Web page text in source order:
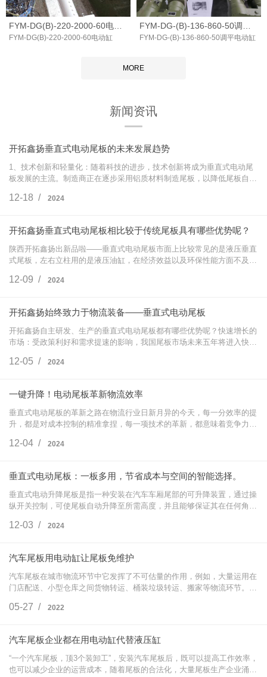
FYM-DG(B)-220-2000-60电动缸 FYM-DG-(B)-136-860-50调平电动缸
MORE
新闻资讯
开拓鑫扬垂直式电动尾板的未来发展趋势
1、技术创新和轻量化：随着科技的进步，技术创新将成为垂直式电动尾
板发展的主流。制造商正在逐步采用铝质材料制造尾板，以降低尾板自
括用电动缸替…
12-18 / 2024
开拓鑫扬垂直式电动尾板相比较于传统尾板具有哪些优势呢？
陕西开拓鑫扬出新品啦——垂直式电动尾板市面上比较常见的是液压垂直
式尾板，左右立柱用的是液压油缸，在经济效益以及环保性能方面不及电
结构，形成…
12-09 / 2024
开拓鑫扬始终致力于物流装备——垂直式电动尾板
开拓鑫扬自主研发、生产的垂直式电动尾板都有哪些优势呢？快速增长的
市场：受政策利好和需求提速的影响，我国尾板市场未来五年将进入快速
集中度提高…
12-05 / 2024
一键升降！电动尾板革新物流效率
垂直式电动尾板的革新之路在物流行业日新月异的今天，每一分效率的提
升，都是对成本控制的精准拿捏，每一项技术的革新，都意味着竞争力的
下、人工成本…
12-04 / 2024
垂直式电动尾板：一板多用，节省成本与空间的智能选择。
垂直式电动升降尾板是指一种安装在汽车车厢尾部的可升降装置，通过操
纵开关控制，可使尾板自动升降至所需高度，并且能够保证其在任何角度
率，还能够…
12-03 / 2024
汽车尾板用电动缸让尾板免维护
汽车尾板在城市物流环节中它发挥了不可估量的作用，例如，大量运用在
门店配送、小型仓库之间货物转运、桶装垃圾转运、搬家等物流环节。特
平稳特性使…
05-27 / 2022
汽车尾板企业都在用电动缸代替液压缸
“一个汽车尾板，顶3个装卸工”，安装汽车尾板后，既可以提高工作效率，
也可以减少企业的运营成本，随着尾板的合法化，大量尾板生产企业涌